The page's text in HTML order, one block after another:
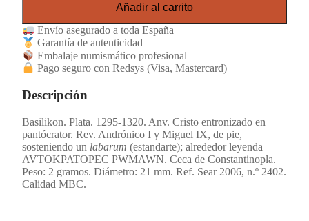
Añadir al carrito
Envío asegurado a toda España
Garantía de autenticidad
Embalaje numismático profesional
Pago seguro con Redsys (Visa, Mastercard)
Descripción
Basilikon. Plata. 1295-1320. Anv. Cristo entronizado en
pantócrator. Rev. Andrónico I y Miguel IX, de pie,
sosteniendo un labarum (estandarte); alrededor leyenda
AVTOKPATOPEC PWMAWN. Ceca de Constantinopla.
Peso: 2 gramos. Diámetro: 21 mm. Ref. Sear 2006, n.º 2402.
Calidad MBC.